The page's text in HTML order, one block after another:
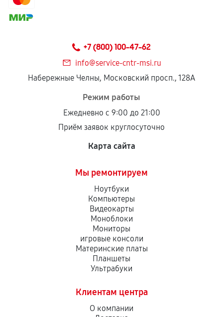
+7 (800) 100-47-62
info@service-cntr-msi.ru
Набережные Челны, Московский просп., 128А
Режим работы
Ежедневно с 9:00 до 21:00
Приём заявок круглосуточно
Карта сайта
Мы ремонтируем
Ноутбуки
Компьютеры
Видеокарты
Моноблоки
Мониторы
игровые консоли
Материнские платы
Планшеты
Ультрабуки
Клиентам центра
О компании